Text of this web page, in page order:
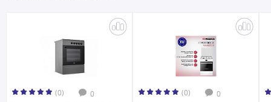
(0) 0 (0) 0